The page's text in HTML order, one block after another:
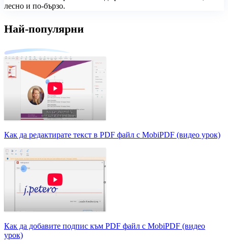
лесно и по-бързо.
Най-популярни
Как да редактирате текст в PDF файл с MobiPDF (видео урок)
Как да добавите подпис към PDF файл с MobiPDF (видео
урок)